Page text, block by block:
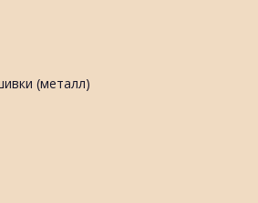
(металл)